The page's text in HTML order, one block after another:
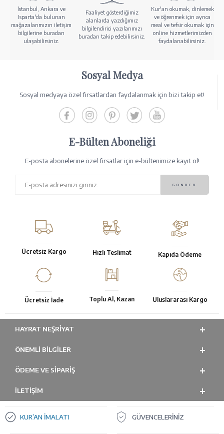
İstanbul, Ankara ve
Isparta'da bulunan
mağazalarımızın iletişim
bilgilerine buradan
ulaşabilirsiniz.
Faaliyet gösterdiğimiz
alanlarda yazdığımız
bilgilendirici yazılarımızı
buradan takip edebilirsiniz.
Kur'an okumak, dinlemek
ve öğrenmek için ayrıca
meal ve tefsir okumak için
online hizmetlerimizden
faydalanabilirsiniz.
Sosyal Medya
Sosyal medyaya özel fırsatlardan faydalanmak için bizi takip et!
E-Bülten Aboneliği
E-posta abonelerine özel fırsatlar için e-bültenimize kayıt ol!
Ücretsiz Kargo Hızlı Teslimat Kapıda Ödeme
Ücretsiz İade Toplu Al, Kazan Uluslararası Kargo
HAYRAT NEŞRIYAT
ÖNEMLI BILGILER
ÖDEME VE SİPARİŞ
İLETİŞİM
KUR’AN İMALATI GÜVENCELERİNİZ